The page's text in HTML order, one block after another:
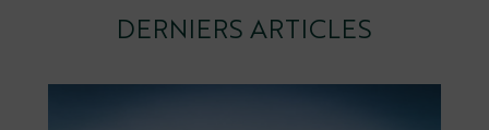
DERNIERS ARTICLES